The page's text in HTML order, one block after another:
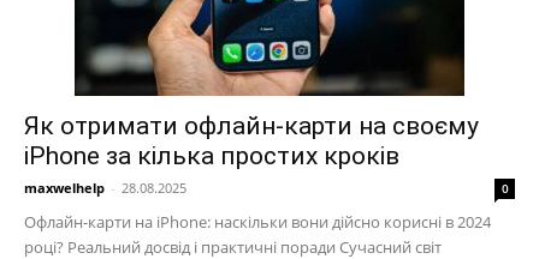
Як отримати офлайн-карти на своєму
iPhone за кілька простих кроків
maxwelhelp - 28.08.2025 0
Офлайн-карти на iPhone: наскільки вони дійсно корисні в 2024
році? Реальний досвід і практичні поради Сучасний світ